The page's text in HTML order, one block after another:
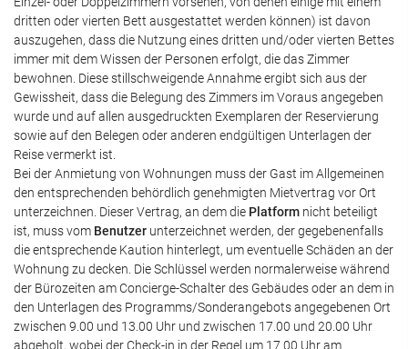
dritten oder vierten Bett ausgestattet werden können) ist davon
auszugehen, dass die Nutzung eines dritten und/oder vierten Bettes
immer mit dem Wissen der Personen erfolgt, die das Zimmer
bewohnen. Diese stillschweigende Annahme ergibt sich aus der
Gewissheit, dass die Belegung des Zimmers im Voraus angegeben
wurde und auf allen ausgedruckten Exemplaren der Reservierung
sowie auf den Belegen oder anderen endgültigen Unterlagen der
Reise vermerkt ist.
Bei der Anmietung von Wohnungen muss der Gast im Allgemeinen
den entsprechenden behördlich genehmigten Mietvertrag vor Ort
unterzeichnen. Dieser Vertrag, an dem die Platform nicht beteiligt
ist, muss vom Benutzer unterzeichnet werden, der gegebenenfalls
die entsprechende Kaution hinterlegt, um eventuelle Schäden an der
Wohnung zu decken. Die Schlüssel werden normalerweise während
der Bürozeiten am Concierge-Schalter des Gebäudes oder an dem in
den Unterlagen des Programms/Sonderangebots angegebenen Ort
zwischen 9.00 und 13.00 Uhr und zwischen 17.00 und 20.00 Uhr
abgeholt, wobei der Check-in in der Regel um 17.00 Uhr am